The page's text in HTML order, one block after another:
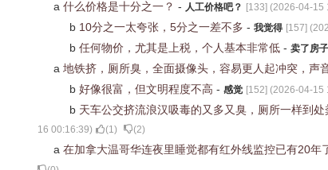
a 什么价格是十分之一？ - 人工价格吧？ [133] (2026-04-15
b 10分之一太夸张，5分之一差不多 - 我觉得 [157] (
b 任何物价，尤其是上税，个人基本非常低 - 卖了房
a 地铁挤，厕所臭，全面摄像头，容易更人起冲突，声
b 好像很富，但文明程度不高 - 感觉 [152] (2026-04-15
b 天车公交挤流浪汉吸毒的又多又臭，厕所一样到
16 00:16:39) (1) (2)
a 在加拿大温哥华连夜里睡觉都有红外线监控已有20